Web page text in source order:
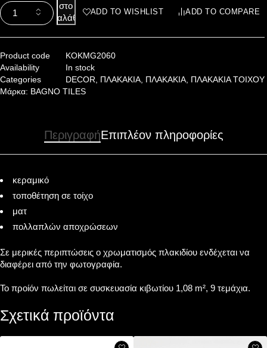
στο
καλάθι
ADD TO WISHLIST ADD TO COMPARE
Product code
KOKMG2060
Availability
In stock
Categories
DECOR, ΠΛΑΚΑΚΙΑ, ΠΛΑΚΑΚΙΑ, ΠΛΑΚΑΚΙΑ ΤΟΙΧΟΥ
Μάρκα: BAGNO TILES
ΠεριγραφήΕπιπλέον πληροφορίες
κεραμικό
τοποθέτηση σε τοίχο
ματ
πολλαπλών αποχρώσεων
Σε μερικές περιπτώσεις ο χρωματισμός πλακιδίου ενδέχεται να
διαφέρει από την φωτογραφία.
Το προίόν πωλείται σε συσκευασία κιβωτίου 1,08 m², 9 τεμάχια.
Σχετικά προϊόντα